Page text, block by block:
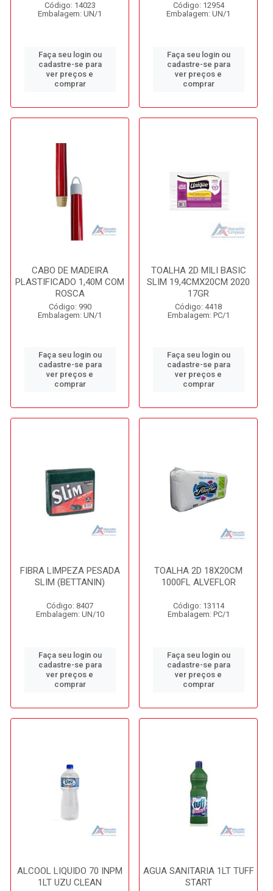
Código: 14023
Embalagem: UN/1
Faça seu login ou
cadastre-se para
ver preços e
comprar
Código: 12954
Embalagem: UN/1
Faça seu login ou
cadastre-se para
ver preços e
comprar
CABO DE MADEIRA
PLASTIFICADO 1,40M COM
ROSCA
Código: 990
Embalagem: UN/1
Faça seu login ou
cadastre-se para
ver preços e
comprar
TOALHA 2D MILI BASIC
SLIM 19,4CMX20CM 2020
17GR
Código: 4418
Embalagem: PC/1
Faça seu login ou
cadastre-se para
ver preços e
comprar
FIBRA LIMPEZA PESADA
SLIM (BETTANIN)
Código: 8407
Embalagem: UN/10
Faça seu login ou
cadastre-se para
ver preços e
comprar
TOALHA 2D 18X20CM
1000FL ALVEFLOR
Código: 13114
Embalagem: PC/1
Faça seu login ou
cadastre-se para
ver preços e
comprar
ALCOOL LIQUIDO 70 INPM
1LT UZU CLEAN
AGUA SANITARIA 1LT TUFF
START